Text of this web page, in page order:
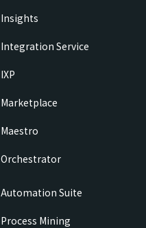
Insights
Integration Service
IXP
Marketplace
Maestro
Orchestrator
Automation Suite
Process Mining